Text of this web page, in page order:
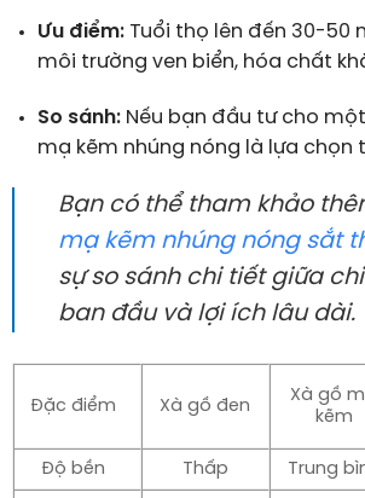
Ưu điểm:Tuổi thọ lên đến 30-50
môi trường ven biển, hóa chất
So sánh:Nếu bạn đầu tư cho
mạ kẽm nhúng nóng là lựa chọn
Bạn có thể tham khảo
mạ kẽm nhúng nóng sắt
sự so sánh chi tiết giữa
ban đầu và lợi ích lâu dài.
Đặc điểm Xà gồ đen
Xà gồ
kẽm
Độ bền Thấp Trung